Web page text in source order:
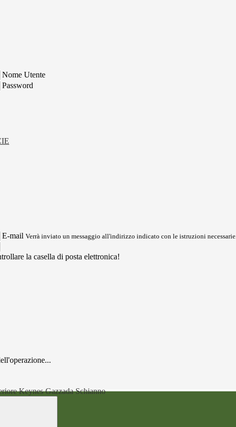
Nome Utente
Password
E-mail Verrà inviato un messaggio all'indirizzo indicato con le istruzioni necessarie.
la casella di posta elettronica!